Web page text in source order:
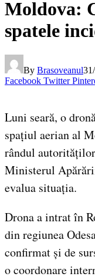
Moldova:
spatele
By Brasoveanul
Facebook Twitter
Luni seară, o
spațiul aerian al
rândul
Ministerul
evalua situația.
Drona a intrat în
din regiunea
confirmat și de
o coordonare